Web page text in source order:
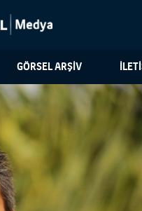
GÖRSEL ARŞİV